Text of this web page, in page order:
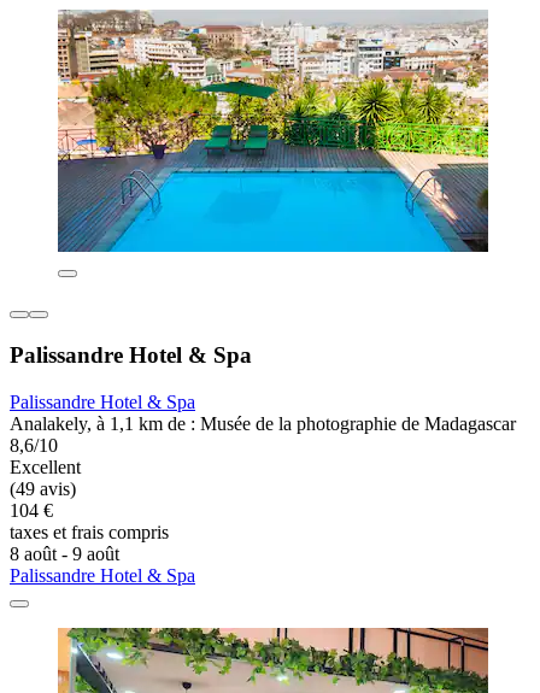
Palissandre Hotel & Spa
Palissandre Hotel & Spa
Analakely, à 1,1 km de : Musée de la photographie de Madagascar
8,6/10
Excellent
(49 avis)
104 €
taxes et frais compris
8 août - 9 août
Palissandre Hotel & Spa